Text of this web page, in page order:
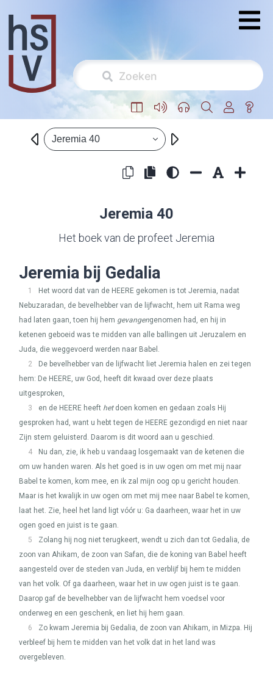
Jeremia 40
Jeremia 40
Het boek van de profeet Jeremia
Jeremia bij Gedalia
1 Het woord dat van de HEERE gekomen is tot Jeremia, nadat
Nebuzaradan, de bevelhebber van de lijfwacht, hem uit Rama weg
had laten gaan, toen hij hem gevangengenomen had, en hij in
ketenen geboeid was te midden van alle ballingen uit Jeruzalem en
Juda, die weggevoerd werden naar Babel.
2
De bevelhebber van de lijfwacht liet Jeremia halen en zei tegen
hem: De HEERE, uw God, heeft dit kwaad over deze plaats
uitgesproken,
3
en de HEERE heeft hetdoen komen en gedaan zoals Hij
gesproken had, want u hebt tegen de HEERE gezondigd en niet naar
Zijn stem geluisterd. Daarom is dit woord aan u geschied.
4
Nu dan, zie, ik heb u vandaag losgemaakt van de ketenen die
om uw handen waren. Als het goed is in uw ogen om met mij naar
Babel te komen, kom mee, en ik zal mijn oog op u gericht houden.
Maar is het kwalijk in uw ogen om met mij mee naar Babel te komen,
laat het. Zie, heel het land ligt vóór u: Ga daarheen, waar het in uw
ogen goed en juist is te gaan.
5
Zolang hij nog niet terugkeert, wendt u zich dan tot Gedalia, de
zoon van Ahikam, de zoon van Safan, die de koning van Babel heeft
aangesteld over de steden van Juda, en verblijf bij hem te midden
van het volk. Of ga daarheen, waar het in uw ogen juist is te gaan.
Daarop gaf de bevelhebber van de lijfwacht hem voedsel voor
onderweg en een geschenk, en liet hij hem gaan.
6
Zo kwam Jeremia bij Gedalia, de zoon van Ahikam, in Mizpa. Hij
verbleef bij hem te midden van het volk dat in het land was
overgebleven.